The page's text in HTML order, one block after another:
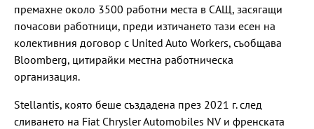
премахне около 3500 работни места в САЩ, засягащи
почасови работници, преди изтичането тази есен на
колективния договор с United Auto Workers, съобщава
Bloomberg, цитирайки местна работническа
организация.
Stellantis, която беше създадена през 2021 г. след
сливането на Fiat Chrysler Automobiles NV и френската